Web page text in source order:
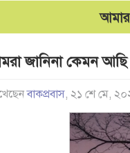
জানিনা কেমন আছি
বাকপ্রবাস, ২১ শে মে,